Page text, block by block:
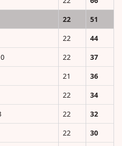
22
51
22
44
22
37
21
36
22
34
22
32
22
30